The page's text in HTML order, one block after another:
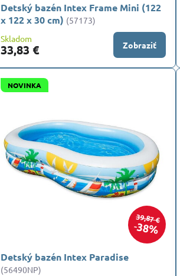
Detský bazén Intex Frame Mini (122
x 122 x 30 cm) (57173)
Skladom
33,83 € Zobraziť
39,87 €
38%
NOVINKA
Detský bazén Intex Paradise
(56490NP)